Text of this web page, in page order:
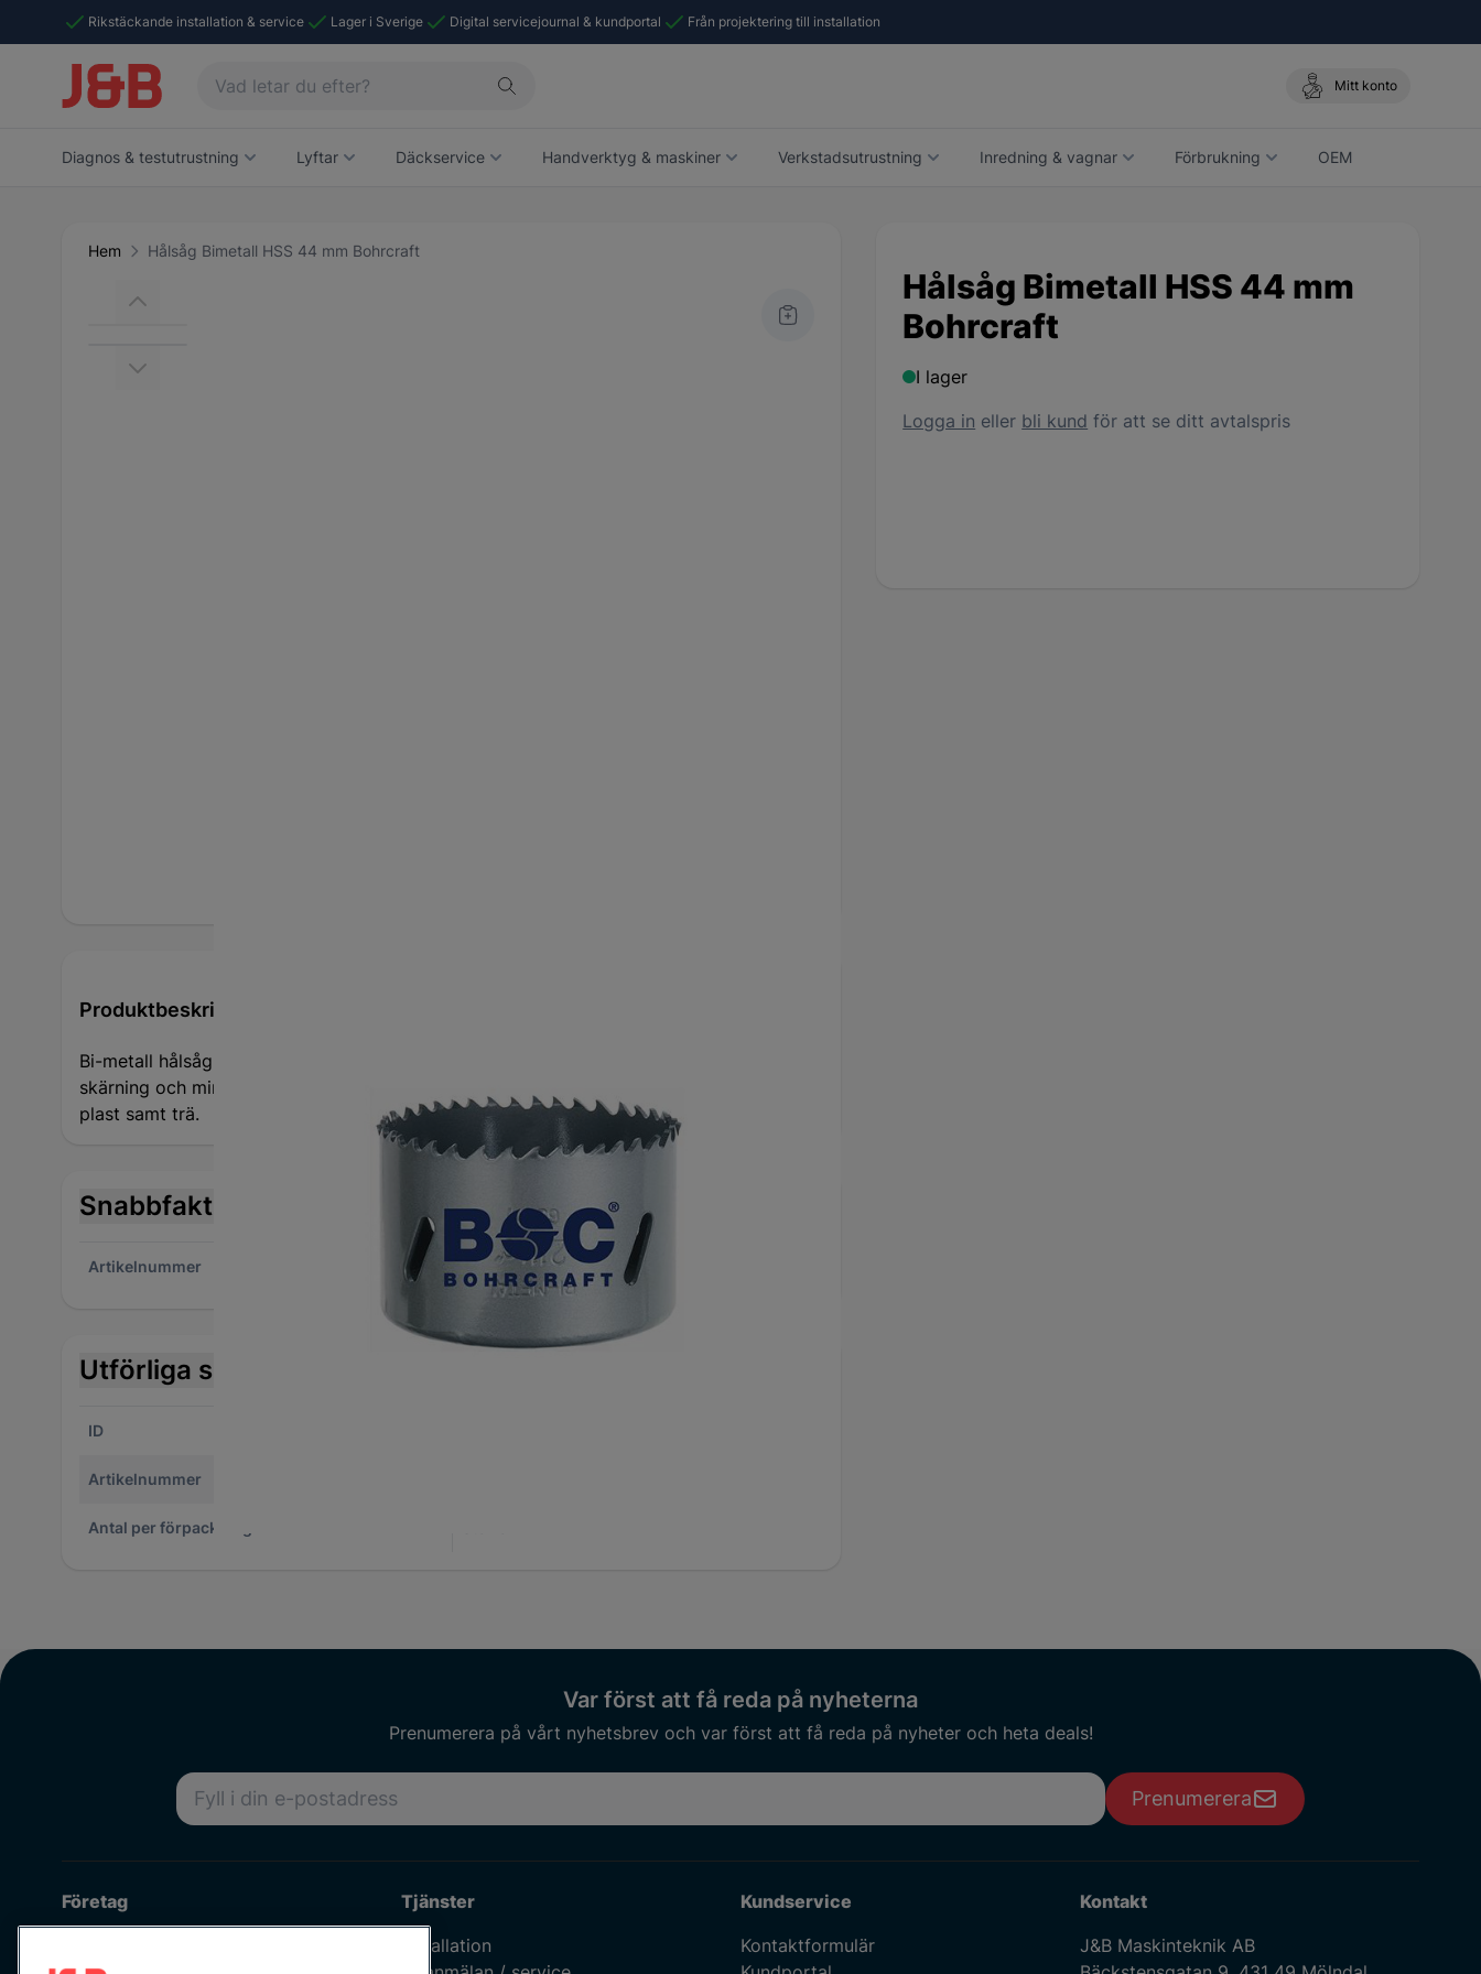
Rikstäckande installation & service Lager i Sverige Digital servicejournal & kundportal Från projektering till installation
Mitt konto
Diagnos & testutrustning Lyftar Däckservice Handverktyg & maskiner Verkstadsutrustning Inredning & vagnar Förbrukning OEM
Hem Hålsåg Bimetall HSS 44 mm Bohrcraft
Hålsåg Bimetall HSS 44 mm
Bohrcraft
I lager
Logga in eller bli kund för att se ditt avtalspris
Produktbeskrivning
Bi-metall hålsåg HSS Kod 1900. Variabel tandning för mindre vibrationer, smidigare
skärning och mindre värme under bearbetning. Används för borrning i plåt, aluminium,
plast samt trä.
Snabbfakta
Artikelnummer 12705498
Utförliga specifikationer
ID
Artikelnummer
Antal per förpackning
Var först att få reda på nyheterna
Prenumerera på vårt nyhetsbrev och var först att få reda på nyheter och heta deals!
E-postadress
Prenumerera
Företag
Tjänster
Installation
Kundservice
Kontaktformulär
Kontakt
J&B Maskinteknik AB